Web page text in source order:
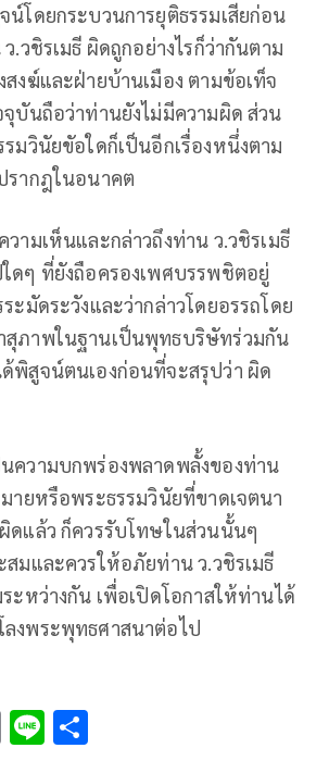
น์โดยกระบวนการยุติธรรมเสียก่อน
.วชิรเมธี ผิดถูกอย่างไรก็ว่ากันตาม
งฆ์และฝ่ายบ้านเมือง ตามข้อเท็จ
บันถือว่าท่านยังไม่มีความผิด ส่วน
มวินัยขัอใดก็เป็นอีกเรื่องหนึ่งตาม
รากฎในอนาคต
ามเห็นและกล่าวถึงท่าน ว.วชิรเมธี
ดๆ ที่ยังถือครองเพศบรรพชิตอยู่
ะมัดระวังและว่ากล่าวโดยอรรถโดย
สุภาพในฐานเป็นพุทธบริษัทร่วมกัน
พิสูจน์ตนเองก่อนที่จะสรุปว่า ผิด
ความบกพร่องพลาดพลั้งของท่าน
มายหรือพระธรรมวินัยที่ขาดเจตนา
ดแล้ว ก็ควรรับโทษในส่วนนั้นๆ
สมและควรให้อภัยท่าน ว.วชิรเมธี
ะหว่างกัน เพื่อเปิดโอกาสให้ท่านได้
ลงพระพุทธศาสนาต่อไป
C Li